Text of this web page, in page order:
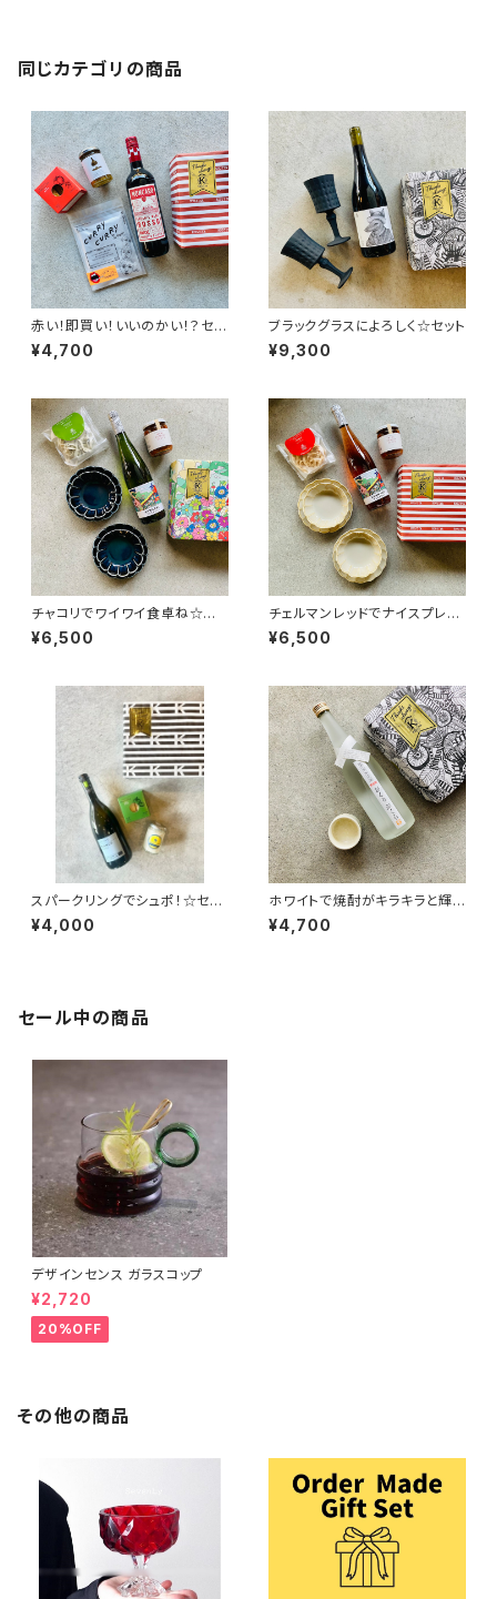
同じカテゴリの商品
赤い！即買い！いいのかい！？セッ
ト
¥4,700
ブラックグラスによろしく☆セット
¥9,300
チャコリでワイワイ食卓ね☆セッ
ト
¥6,500
チェルマンレッドでナイスプレイ
☆セット
¥6,500
スパークリングでシュポ！☆セッ
ト
¥4,000
ホワイトで焼酎がキラキラと輝く
よ☆セット
¥4,700
セール中の商品
デザインセンス ガラスコップ
¥2,720
20%OFF
その他の商品